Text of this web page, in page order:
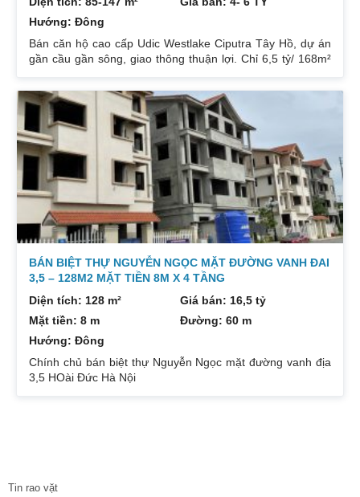
Hướng: Đông
Bán căn hộ cao cấp Udic Westlake Ciputra Tây Hồ, dự án
gần cầu gần sông, giao thông thuận lợi. Chỉ 6,5 tỷ/ 168m²
full nội thất. Nhận nhà ở ngay. Chi tiết liên hệ PKD
CĐT: 0989791119 * Tổng quan dự án:Tên dự án: Udic
Westlake. – Diện tích khu đất: 26.978m². – Chủ đầu tư:
Tổng công ty đầu tư phát triển hạ tầng đô thị Udic – Công
ty TNHH một thành viên. – Nhà
BÁN BIỆT THỰ NGUYỄN NGỌC MẶT ĐƯỜNG VANH ĐAI
3,5 – 128M2 MẶT TIỀN 8M X 4 TẦNG
Diện tích: 128 m²
Giá bán: 16,5 tỷ
Mặt tiền: 8 m
Đường: 60 m
Hướng: Đông
Chính chủ bán biệt thự Nguyễn Ngọc mặt đường vanh địa
3,5 HOài Đức Hà Nội
Tin rao vặt